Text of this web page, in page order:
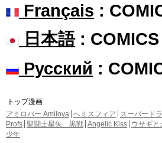
Français :
日本語: COMICS
Русский :
トップ漫画
アミロバー Amilova ヘミスフィア スーパード
Profs 聖闘士星矢 黒戦 Angelic Kiss ウサギと
少年